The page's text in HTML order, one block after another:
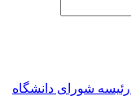
شورای دانشگاه